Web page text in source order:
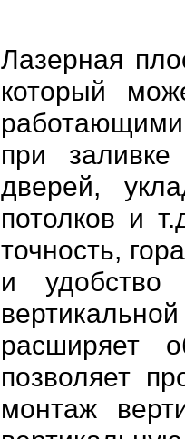
Лазерная
который
при
дверей,
потолков и
точность,
и удобство
расширяет
позволяет
монтаж